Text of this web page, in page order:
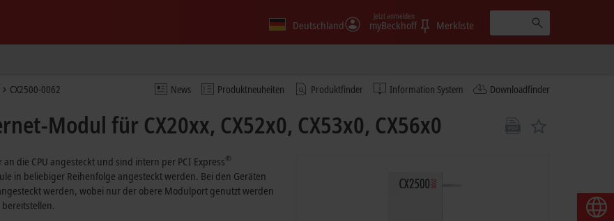
Deutschland myBeckhoff
Jetzt anmelden
Merkliste
News Produktneuheiten Produktfinder Information System Downloadfinder
CX2500-0062
Modul für CX20xx, CX52x0, CX53x0, CX56x0
die CPU angesteckt und sind intern per PCI Express®
in beliebiger Reihenfolge angesteckt werden. Bei den Geräten
werden, wobei nur der obere Modulport genutzt werden
bereitstellen.